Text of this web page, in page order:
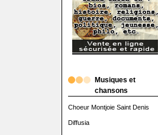
Musiques et
chansons
Choeur Montjoie Saint Denis
Diffusia